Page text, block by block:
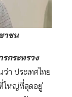
าชน
กระทรวง
า ประเทศไทย
ที่ใหญ่ที่สุดอยู่